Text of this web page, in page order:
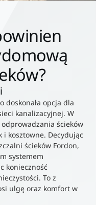
doskonała opcja dla
kanalizacyjnej. W
ścieków
kosztowne. Decydując
ścieków Fordon,
systemem
konieczność
To z
ulgę oraz komfort w